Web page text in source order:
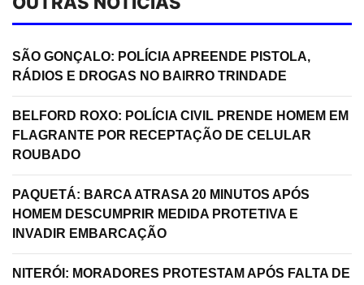
SÃO GONÇALO: POLÍCIA APREENDE PISTOLA,
RÁDIOS E DROGAS NO BAIRRO TRINDADE
BELFORD ROXO: POLÍCIA CIVIL PRENDE HOMEM EM
FLAGRANTE POR RECEPTAÇÃO DE CELULAR
ROUBADO
PAQUETÁ: BARCA ATRASA 20 MINUTOS APÓS
HOMEM DESCUMPRIR MEDIDA PROTETIVA E
INVADIR EMBARCAÇÃO
NITERÓI: MORADORES PROTESTAM APÓS FALTA DE